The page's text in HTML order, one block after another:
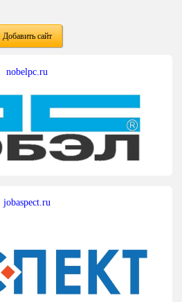
Добавить сайт
nobelpc.ru
jobaspect.ru